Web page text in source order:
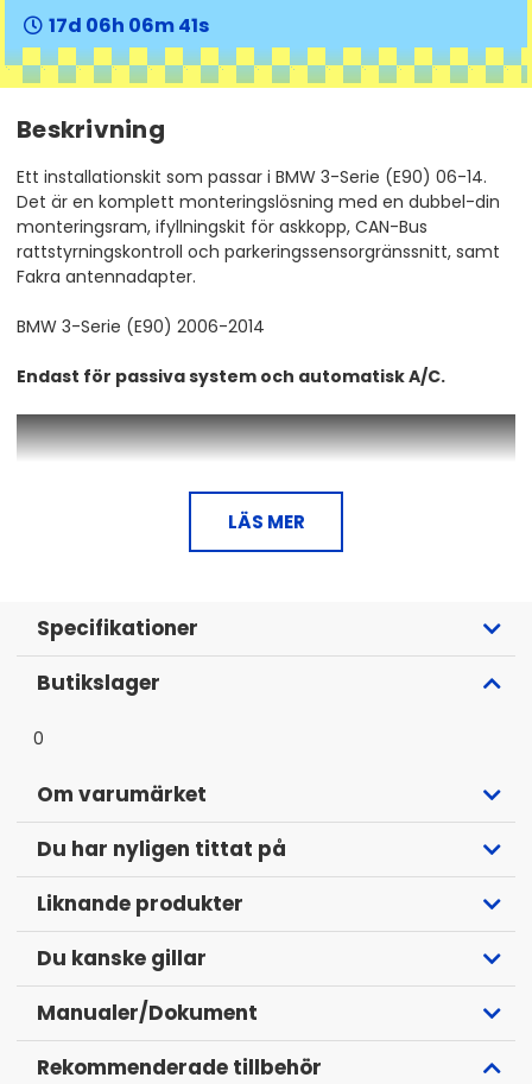
17
06 06 40
Beskrivning
Ett installationskit som passar i BMW 3-Serie (E90) 06-14.
Det är en komplett monteringslösning med en dubbel-din
monteringsram, ifyllningskit för askkopp, CAN-Bus
rattstyrningskontroll och parkeringssensorgränssnitt, samt
Fakra antennadapter.
BMW 3-Serie (E90) 2006-2014
Endast för passiva system och automatisk A/C.
För att rattstyrningen ska fungera behöver man
komplettera med en adapter som är specifik för märket på
din stereoenhet. Rattstyrningen är bilmodellspecifik och
adaptern gör att den fungerar med din stereo.
Följande leadadaptrar finns:
701CTALPINELEAD,701CTJVC2LEAD,701CTKENWOODLEAD2,
LÄS MER
Specifikationer
Butikslager
0
Om varumärket
Du har nyligen tittat på
Liknande produkter
Du kanske gillar
Manualer/Dokument
Rekommenderade tillbehör